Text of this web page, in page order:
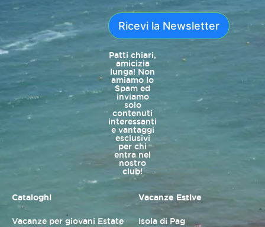
Ricevi la Newsletter
Patti chiari,
amicizia
lunga! Non
amiamo lo
Spam ed
inviamo
solo
contenuti
interessanti
e vantaggi
esclusivi
per chi
entra nel
nostro
club!
Cataloghi
Vacanze per giovani Estate
Vacanze Estive
Isola di Pag